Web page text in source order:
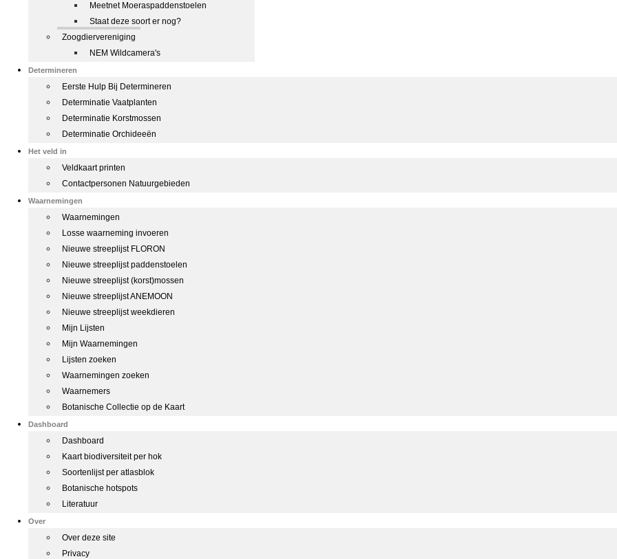
Meetnet Moeraspaddenstoelen
Staat deze soort er nog?
Zoogdiervereniging
NEM Wildcamera's
Determineren
Eerste Hulp Bij Determineren
Determinatie Vaatplanten
Determinatie Korstmossen
Determinatie Orchideeën
Het veld in
Veldkaart printen
Contactpersonen Natuurgebieden
Waarnemingen
Waarnemingen
Losse waarneming invoeren
Nieuwe streeplijst FLORON
Nieuwe streeplijst paddenstoelen
Nieuwe streeplijst (korst)mossen
Nieuwe streeplijst ANEMOON
Nieuwe streeplijst weekdieren
Mijn Lijsten
Mijn Waarnemingen
Lijsten zoeken
Waarnemingen zoeken
Waarnemers
Botanische Collectie op de Kaart
Dashboard
Dashboard
Kaart biodiversiteit per hok
Soortenlijst per atlasblok
Botanische hotspots
Literatuur
Over
Over deze site
Privacy